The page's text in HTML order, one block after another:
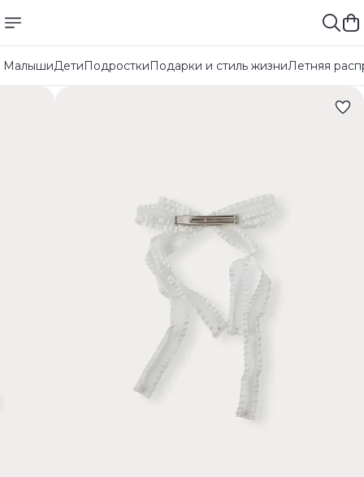
МалышиДетиПодросткиПодарки и стиль жизниЛетняя